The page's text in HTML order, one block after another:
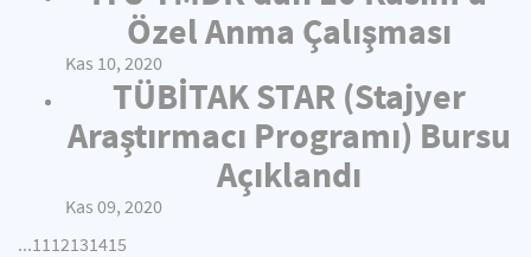
Özel Anma Çalışması
Kas 10, 2020
TÜBİTAK STAR (Stajyer
Araştırmacı Programı) Bursu
Açıklandı
Kas 09, 2020
...1112131415